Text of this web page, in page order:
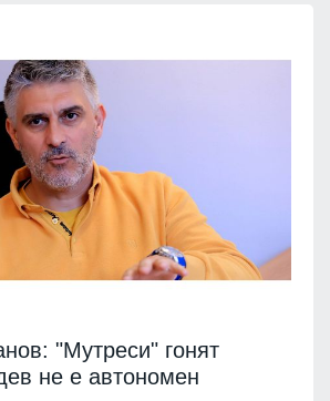
"Мутреси" гонят
не е автономен